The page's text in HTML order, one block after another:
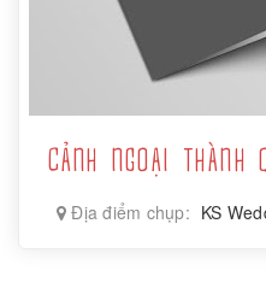
CẢNH NGOẠI THÀNH
Địa điểm chụp: KS